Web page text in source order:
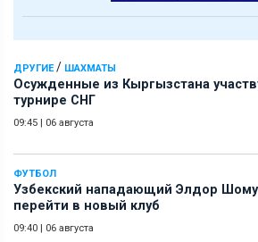
ДРУГИЕ/ ШАХМАТЫ
Осужденные из Кыргызстана
турнире СНГ
09:45 | 06 августа
ФУТБОЛ
Узбекский нападающий Элдор
перейти в новый клуб
09:40 | 06 августа